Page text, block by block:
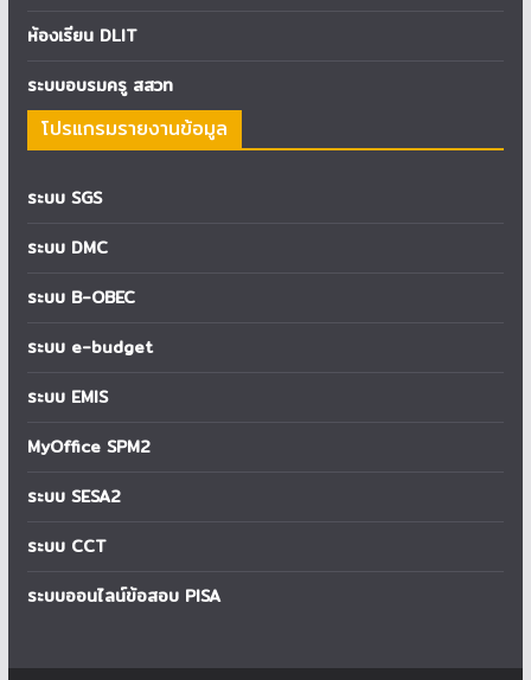
ห้องเรียน DLIT
ระบบอบรมครู สสวท
โปรแกรมรายงานข้อมูล
ระบบ SGS
ระบบ DMC
ระบบ B-OBEC
ระบบ e-budget
ระบบ EMIS
MyOffice SPM2
ระบบ SESA2
ระบบ CCT
ระบบออนไลน์ข้อสอบ PISA